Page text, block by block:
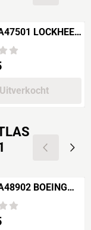
LOCKHEED
"TWA"
Uitverkocht
BOEING
Washington I"